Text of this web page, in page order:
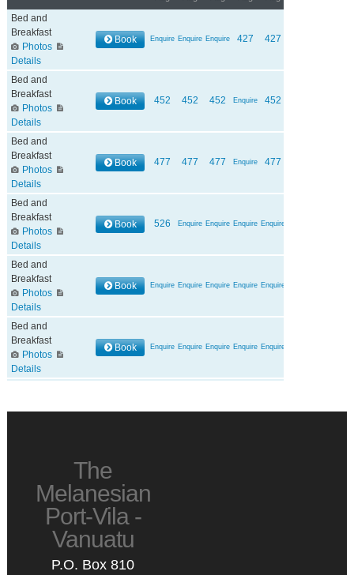
The
Melanesian
Port-Vila -
Vanuatu
P.O. Box 810